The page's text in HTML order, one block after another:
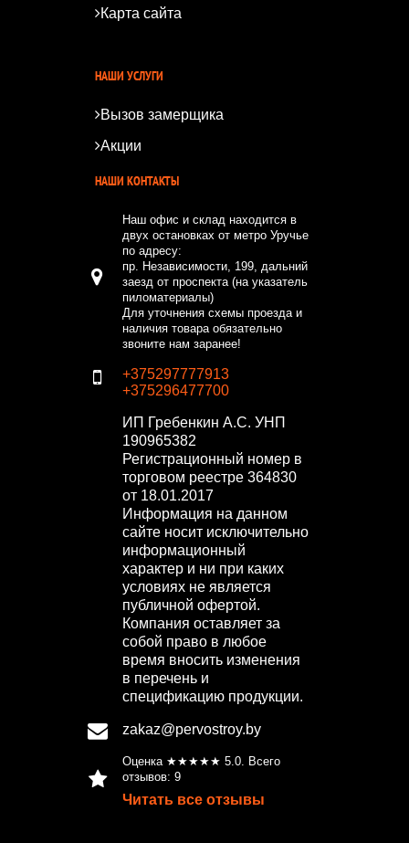
Карта сайта
НАШИ УСЛУГИ
Вызов замерщика
Акции
НАШИ КОНТАКТЫ
Наш офис и склад находится в
двух остановках от метро Уручье
по адресу:
пр. Независимости, 199, дальний
заезд от проспекта (на указатель
пиломатериалы)
Для уточнения схемы проезда и
наличия товара обязательно
звоните нам заранее!
+375297777913
+375296477700
ИП Гребенкин А.С. УНП
190965382
Регистрационный номер в
торговом реестре 364830
от 18.01.2017
Информация на данном
сайте носит исключительно
информационный
характер и ни при каких
условиях не является
публичной офертой.
Компания оставляет за
собой право в любое
время вносить изменения
в перечень и
спецификацию продукции.
zakaz@pervostroy.by
Оценка ★★★★★ 5.0. Всего
отзывов: 9
Читать все отзывы